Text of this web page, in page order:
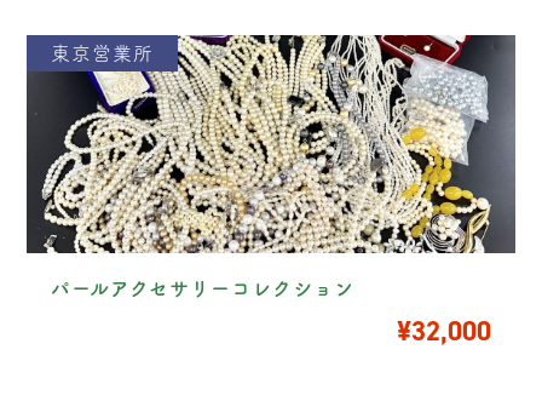
東京営業所
パールアクセサリーコレクション
¥32,000